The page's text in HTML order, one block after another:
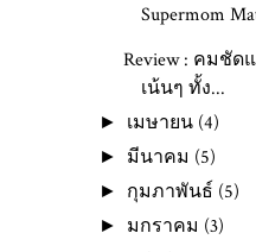
Supermom
Review : คมชัด
เน้นๆ ทั้ง...
► เมษายน (4)
► มีนาคม (5)
► กุมภาพันธ์ (5)
► มกราคม (3)